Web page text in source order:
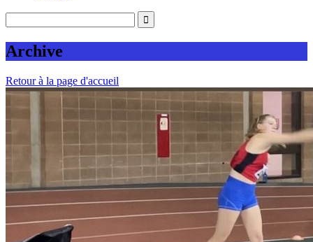
Archive
Retour à la page d'accueil